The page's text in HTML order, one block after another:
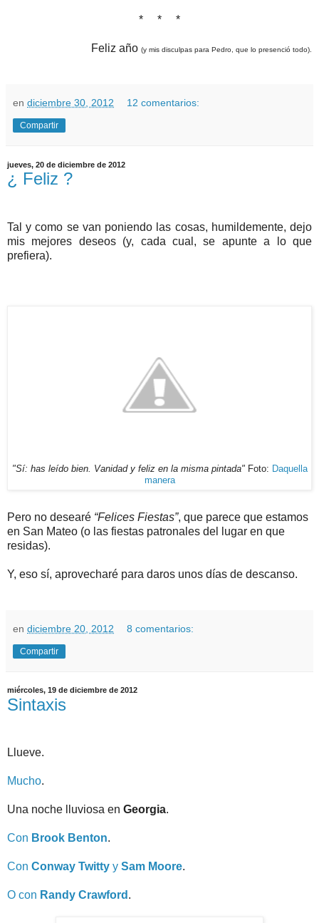
* * *
Feliz año (y mis disculpas para Pedro, que lo presenció todo).
en diciembre 30, 2012 12 comentarios:
Compartir
jueves, 20 de diciembre de 2012
¿ Feliz ?
Tal y como se van poniendo las cosas, humildemente, dejo
mis mejores deseos (y, cada cual, se apunte a lo que
prefiera).
"Sí: has leído bien. Vanidad y feliz en la misma pintada"Foto: Daquella
manera
Pero no desearé “Felices Fiestas”, que parece que estamos
en San Mateo (o las fiestas patronales del lugar en que
residas).
Y, eso sí, aprovecharé para daros unos días de descanso.
en diciembre 20, 2012 8 comentarios:
Compartir
miércoles, 19 de diciembre de 2012
Sintaxis
Llueve.
Mucho.
Una noche lluviosa en Georgia.
Con Brook Benton.
Con Conway Twitty y Sam Moore.
O con Randy Crawford .